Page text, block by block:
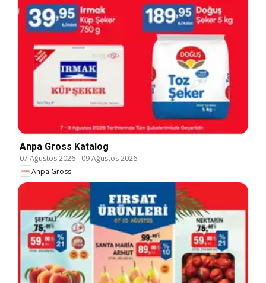
Anpa Gross Katalog
07 Ağustos 2026- 09 Ağustos 2026
Anpa Gross